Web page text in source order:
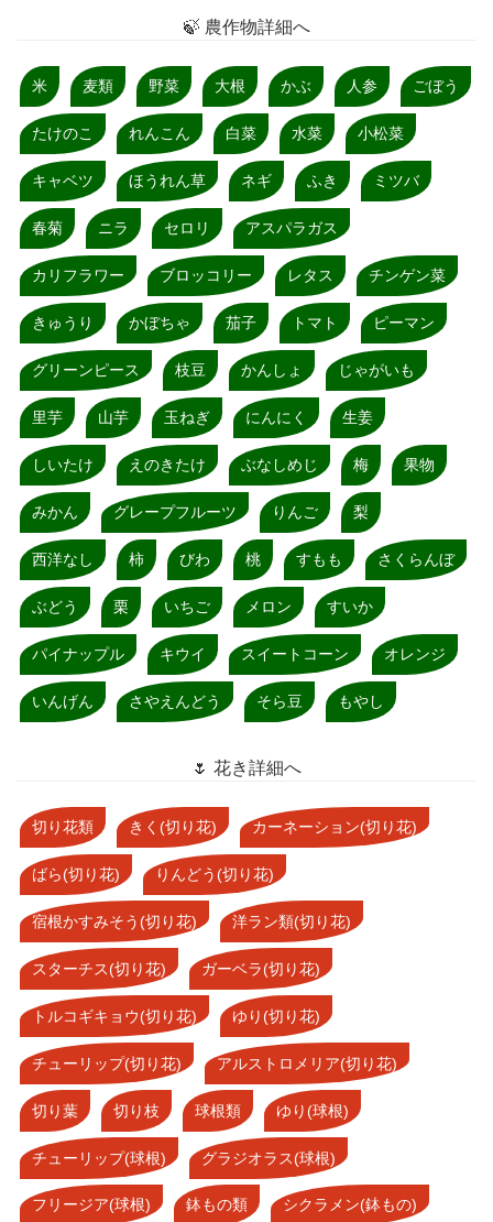
🍃 農作物詳細へ
米 麦類 野菜 大根 かぶ 人参 ごぼう
たけのこ れんこん 白菜 水菜 小松菜
キャベツ ほうれん草 ネギ ふき ミツバ
春菊 ニラ セロリ アスパラガス
カリフラワー ブロッコリー レタス チンゲン菜
きゅうり かぼちゃ 茄子 トマト ピーマン
グリーンピース 枝豆 かんしょ じゃがいも
里芋 山芋 玉ねぎ にんにく 生姜
しいたけ えのきたけ ぶなしめじ 梅 果物
みかん グレープフルーツ りんご 梨
西洋なし 柿 びわ 桃 すもも さくらんぼ
ぶどう 栗 いちご メロン すいか
パイナップル キウイ スイートコーン オレンジ
いんげん さやえんどう そら豆 もやし
🌷 花き詳細へ
切り花類 きく(切り花) カーネーション(切り花)
ばら(切り花) りんどう(切り花)
宿根かすみそう(切り花) 洋ラン類(切り花)
スターチス(切り花) ガーベラ(切り花)
トルコギキョウ(切り花) ゆり(切り花)
チューリップ(切り花) アルストロメリア(切り花)
切り葉 切り枝 球根類 ゆり(球根)
チューリップ(球根) グラジオラス(球根)
フリージア(球根) 鉢もの類 シクラメン(鉢もの)